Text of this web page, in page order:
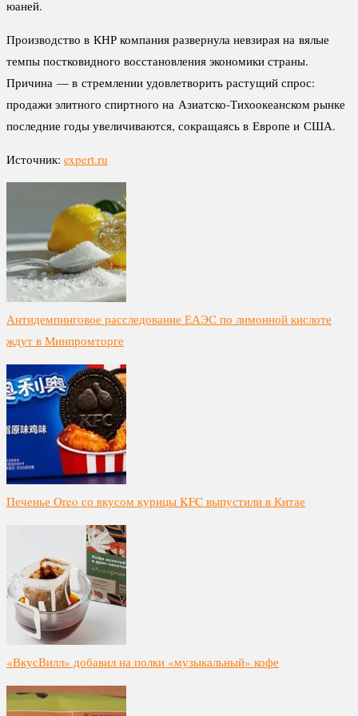
юаней.
Производство в КНР компания развернула невзирая на вялые
темпы постковидного восстановления экономики страны.
Причина — в стремлении удовлетворить растущий спрос:
продажи элитного спиртного на Азиатско-Тихоокеанском рынке
последние годы увеличиваются, сокращаясь в Европе и США.
Источник: expert.ru
Антидемпинговое расследование ЕАЭС по лимонной кислоте
ждут в Минпромторге
Печенье Oreo со вкусом курицы KFC выпустили в Китае
«ВкусВилл» добавил на полки «музыкальный» кофе